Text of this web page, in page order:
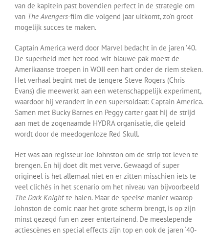
van de kapitein past bovendien perfect in de strategie om
van The Avengers-film die volgend jaar uitkomt, zo’n groot
mogelijk succes te maken.
Captain America werd door Marvel bedacht in de jaren ’40.
De superheld met het rood-wit-blauwe pak moest de
Amerikaanse troepen in WOII een hart onder de riem steken.
Het verhaal begint met de tengere Steve Rogers (Chris
Evans) die meewerkt aan een wetenschappelijk experiment,
waardoor hij verandert in een supersoldaat: Captain America.
Samen met Bucky Barnes en Peggy carter gaat hij de strijd
aan met de zogenaamde HYDRA organisatie, die geleid
wordt door de meedogenloze Red Skull.
Het was aan regisseur Joe Johnston om de strip tot leven te
brengen. En hij doet dit met verve. Gewaagd of super
origineel is het allemaal niet en er zitten misschien iets te
veel clichés in het scenario om het niveau van bijvoorbeeld
The Dark Knight te halen. Maar de speelse manier waarop
Johnston de comic naar het grote scherm brengt, is op zijn
minst gezegd fun en zeer entertainend. De meeslepende
actiescènes en special effects zijn top en ook de jaren ‘40-